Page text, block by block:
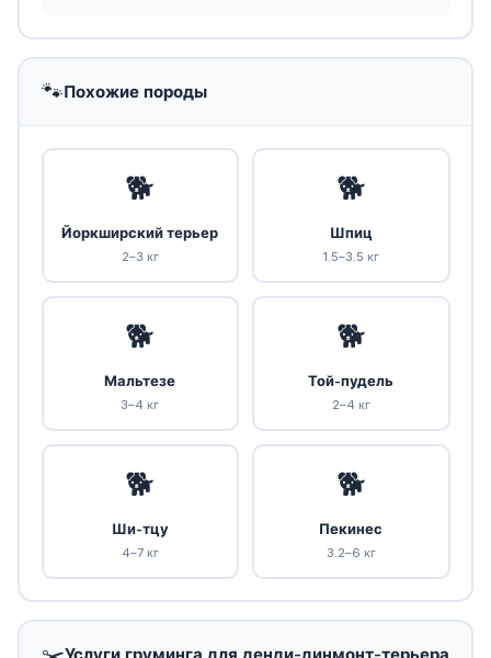
🐾Похожие породы
🐕
Йоркширский терьер
2–3 кг
🐕
Шпиц
1.5–3.5 кг
🐕
Мальтезе
3–4 кг
🐕
Той-пудель
2–4 кг
🐕
Ши-тцу
4–7 кг
🐕
Пекинес
3.2–6 кг
Услуги груминга для денди-динмонт-терьера